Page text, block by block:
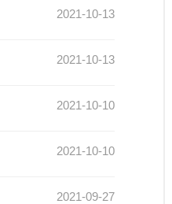
2021-10-13
2021-10-13
2021-10-10
2021-10-10
2021-09-27